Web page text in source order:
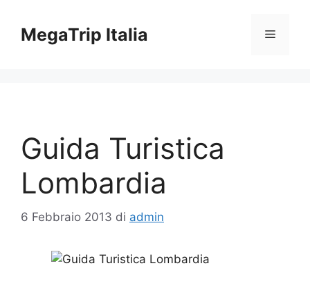
contenuto
MegaTrip Italia Menu
Guida Turistica
Lombardia
6 Febbraio 2013 di admin